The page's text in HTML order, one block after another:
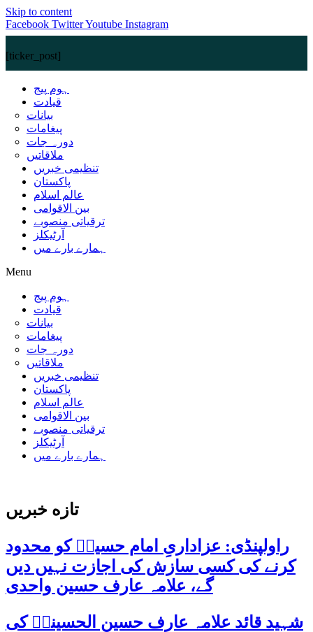
Skip to content
Facebook TwitterYoutube Instagram
[ticker_post]
ہوم پیج
قیادت
بیانات
پیغامات
دورہ جات
ملاقاتیں
تنظیمی خبریں
پاکستان
عالم اسلام
بین الاقوامی
ترقیاتی منصوبے
آرٹیکلز
ہمارے بارے میں
Menu
ہوم پیج
قیادت
بیانات
پیغامات
دورہ جات
ملاقاتیں
تنظیمی خبریں
پاکستان
عالم اسلام
بین الاقوامی
ترقیاتی منصوبے
آرٹیکلز
ہمارے بارے میں
تازه خبریں
راولپنڈی: عزاداریِ امام حسینؑ کو محدود
کرنے کی کسی سازش کی اجازت نہیں دیں
گے، علامہ عارف حسین واحدی
شہید قائد علامہ عارف حسین الحسینیؒ کی